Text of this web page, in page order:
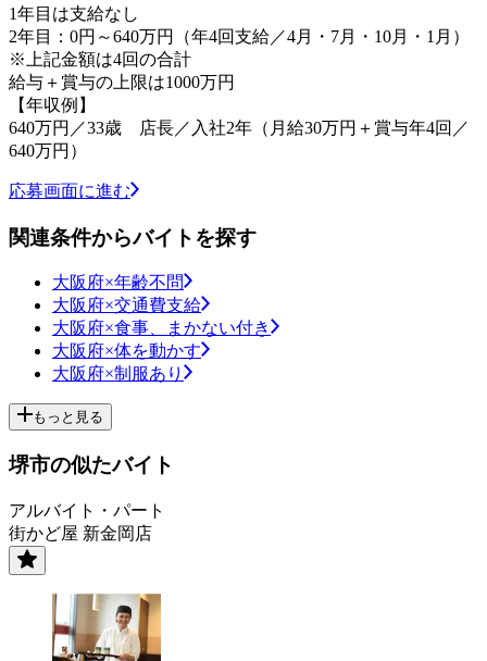
1年目は支給なし
2年目：0円～640万円（年4回支給／4月・7月・10月・1月）
※上記金額は4回の合計
給与＋賞与の上限は1000万円
【年収例】
640万円／33歳 店長／入社2年（月給30万円＋賞与年4回／
640万円）
応募画面に進む
関連条件からバイトを探す
大阪府×年齢不問
大阪府×交通費支給
大阪府×食事、まかない付き
大阪府×体を動かす
大阪府×制服あり
もっと見る
堺市の似たバイト
アルバイト・パート
街かど屋 新金岡店